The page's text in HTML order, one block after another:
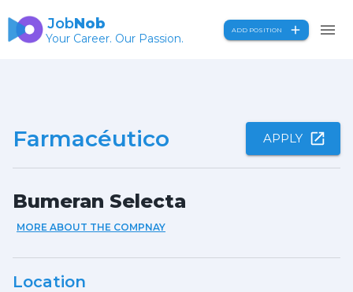
JobNob
Your Career. Our Passion.
ADD POSITION
Farmacéutico APPLY
Bumeran Selecta
MORE ABOUT THE COMPNAY
Location